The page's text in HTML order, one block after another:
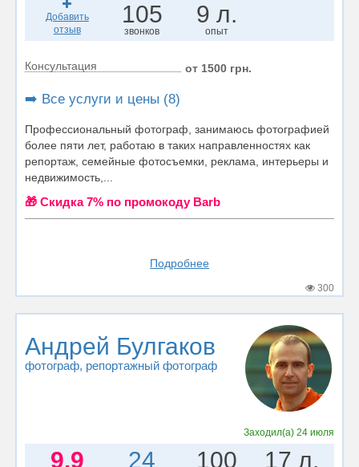
Добавить
отзыв
105
звонков
9 л.
опыт
Консультация от 1500 грн.
➡️ Все услуги и цены (8)
Профессиональный фотограф, занимаюсь фотографией
более пяти лет, работаю в таких направленностях как
репортаж, семейные фотосъемки, реклама, интерьеры и
недвижимость,...
🎁 Cкидка 7% по промокоду Barb
Подробнее
300
Андрей Булгаков
фотограф, репортажный фотограф
Заходил(а) 24 июля
9.9 24 100 17 л.